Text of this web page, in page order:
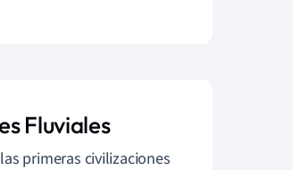
Fluviales
primeras civilizaciones